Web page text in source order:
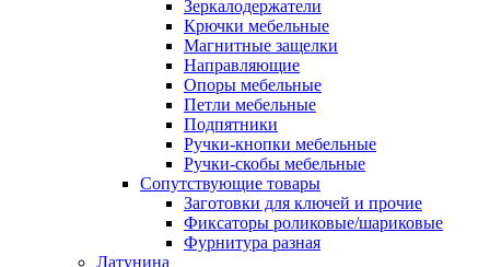
Зеркалодержатели
Крючки мебельные
Магнитные защелки
Направляющие
Опоры мебельные
Петли мебельные
Подпятники
Ручки-кнопки мебельные
Ручки-скобы мебельные
Сопутствующие товары
Заготовки для ключей и прочие
Фиксаторы роликовые/шариковые
Фурнитура разная
Латунина